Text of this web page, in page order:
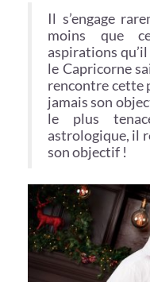
Il s’engage
moins que
aspirations
le Capricorne
rencontre cette
jamais son
le plus
astrologique, il
son objectif !